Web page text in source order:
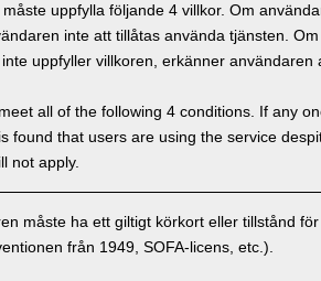
uppfylla följande 4 villkor. Om
inte att tillåtas använda tjänsten.
uppfyller villkoren, erkänner användaren
all of the following 4 conditions. If any
found that users are using the service
not apply.
måste ha ett giltigt körkort eller tillstånd
från 1949, SOFA-licens, etc.).